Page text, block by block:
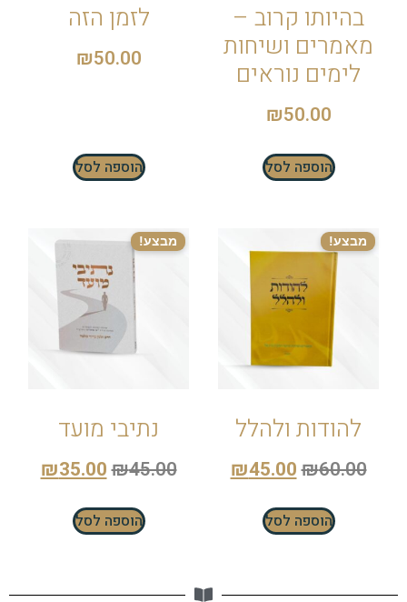
בהיותו קרוב –
מאמרים ושיחות
לימים נוראים
₪50.00
הוספה לסל
לזמן הזה
₪50.00
הוספה לסל
להודות ולהלל
₪60.00
₪45.00
מבצע!
הוספה לסל
נתיבי מועד
₪45.00
₪35.00
מבצע!
הוספה לסל